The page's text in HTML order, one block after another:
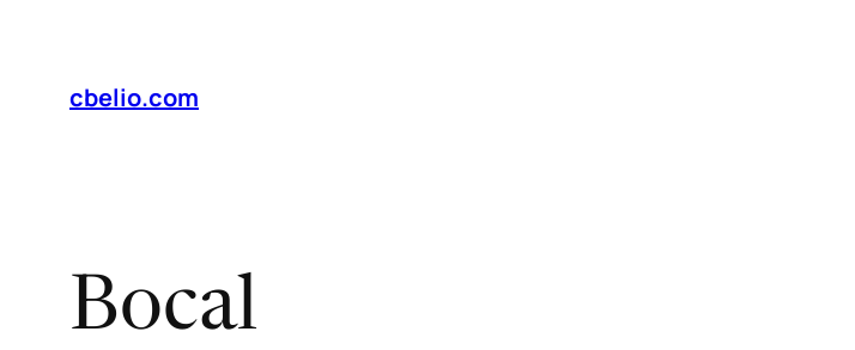
contenidocbelio.com
Bocal